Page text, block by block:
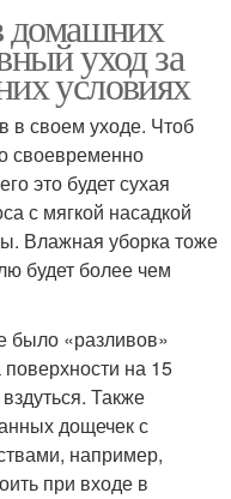
домашних
уход за
условиях
в своем уходе. Чтоб
своевременно
это будет сухая
с мягкой насадкой
Влажная уборка тоже
будет более чем
было «разливов»
на 15
Также
дощечек с
например,
при входе в